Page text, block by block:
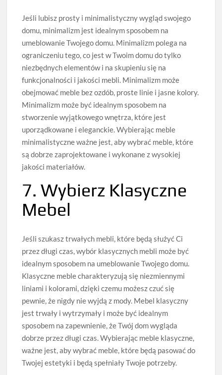
Jeśli lubisz prosty i minimalistyczny wygląd swojego
domu, minimalizm jest idealnym sposobem na
umeblowanie Twojego domu. Minimalizm polega na
ograniczeniu tego, co jest w Twoim domu do tylko
niezbędnych elementów i na skupieniu się na
funkcjonalności i jakości mebli. Minimalizm może
obejmować meble bez ozdób, proste linie i jasne kolory.
Minimalizm może być idealnym sposobem na
stworzenie wyjątkowego wnętrza, które jest
uporządkowane i eleganckie. Wybierając meble
minimalistyczne ważne jest, aby wybrać meble, które
są dobrze zaprojektowane i wykonane z wysokiej
jakości materiałów.
7. Wybierz Klasyczne
Mebel
Jeśli szukasz trwałych mebli, które będą służyć Ci
przez długi czas, wybór klasycznych mebli może być
idealnym sposobem na umeblowanie Twojego domu.
Klasyczne meble charakteryzują się niezmiennymi
liniami i kolorami, dzięki czemu możesz czuć się
pewnie, że nigdy nie wyjdą z mody. Mebel klasyczny
jest trwały i wytrzymały i może być idealnym
sposobem na zapewnienie, że Twój dom wygląda
dobrze przez długi czas. Wybierając meble klasyczne,
ważne jest, aby wybrać meble, które będą pasować do
Twojej estetyki i będą spełniały Twoje potrzeby.